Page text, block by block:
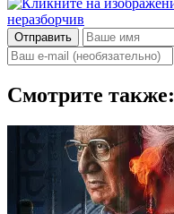
Отправить
Смотрите также: